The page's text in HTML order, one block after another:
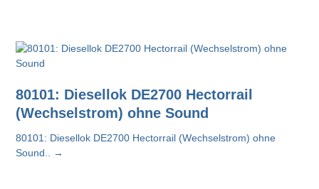
80101: Diesellok DE2700 Hectorrail
(Wechselstrom) ohne Sound
80101: Diesellok DE2700 Hectorrail (Wechselstrom) ohne
Sound..
→